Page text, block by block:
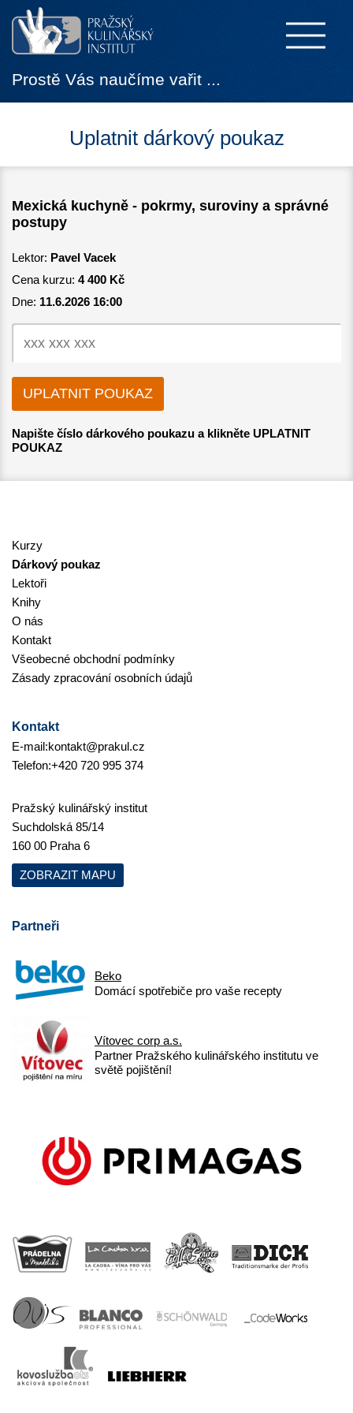
Prostě Vás naučíme vařit ...
Uplatnit dárkový poukaz
Mexická kuchyně - pokrmy, suroviny a správné
postupy
Lektor: Pavel Vacek
Cena kurzu: 4 400 Kč
Dne: 11.6.2026 16:00
Napište číslo dárkového poukazu a klikněte UPLATNIT
POUKAZ
Kurzy
Dárkový poukaz
Lektoři
Knihy
O nás
Kontakt
Všeobecné obchodní podmínky
Zásady zpracování osobních údajů
Kontakt
E-mail:kontakt@prakul.cz
Telefon:+420 720 995 374
Pražský kulinářský institut
Suchdolská 85/14
160 00 Praha 6
ZOBRAZIT MAPU
Partneři
Beko
Domácí spotřebiče pro vaše recepty
Vítovec corp a.s.
Partner Pražského kulinářského institutu ve
světě pojištění!